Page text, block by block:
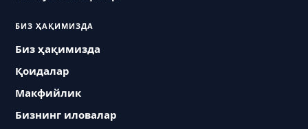
БИЗ ҲАҚИМИЗДА
Биз ҳақимизда
Қоидалар
Макфийлик
Бизнинг иловалар